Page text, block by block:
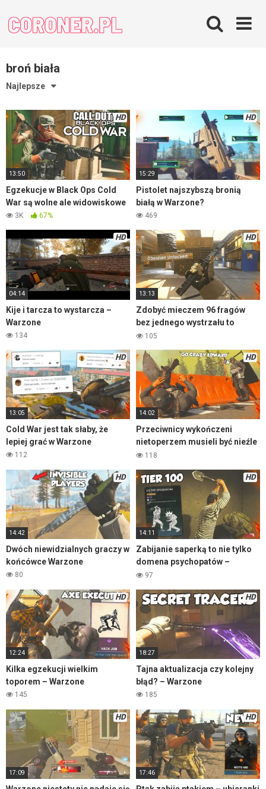
content
broń biała
Najlepsze
HD
13:50
Egzekucje w Black Ops Cold
War są wolne ale widowiskowe
3K 67%
HD
15:29
Pistolet najszybszą bronią
białą w Warzone?
469
HD
04:14
Kije i tarcza to wystarcza –
Warzone
134
HD
13:13
Zdobyć mieczem 96 fragów
bez jednego wystrzału to
wyczyn
105
HD
13:05
Cold War jest tak słaby, że
lepiej grać w Warzone
112
HD
14:02
Przeciwnicy wykończeni
nietoperzem musieli być nieźle
wkurzeni
118
HD
14:42
Dwóch niewidzialnych graczy w
końcówce Warzone
80
HD
14:11
Zabijanie saperką to nie tylko
domena psychopatów –
Warzone
97
HD
12:24
Kilka egzekucji wielkim
toporem – Warzone
145
HD
18:27
Tajna aktualizacja czy kolejny
błąd? – Warzone
185
HD
17:09
HD
17:46